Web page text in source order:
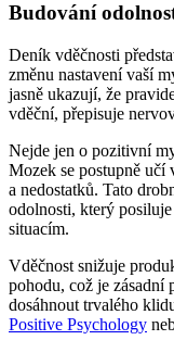
Budování
Deník vděčnosti
změnu nastavení vaší
jasně ukazují, že
vděční, přepisuje
Nejde jen o pozitivní
Mozek se postupně učí
a nedostatků. Tato
odolnosti, který
situacím.
Vděčnost snižuje
pohodu, což je
dosáhnout trvalého
Positive Psychology